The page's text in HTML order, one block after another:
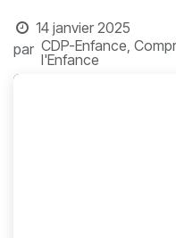
14 janvier 2025
par CDP-Enfance,
l'Enfance